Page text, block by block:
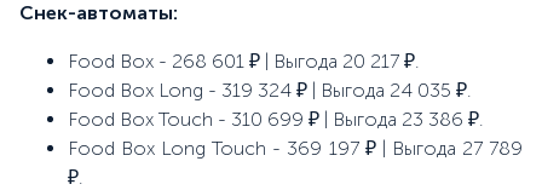
Снек-автоматы:
Food Box - 268 601 ₽ | Выгода 20 217 ₽.
Food Box Long - 319 324 ₽ | Выгода 24 035 ₽.
Food Box Touch - 310 699 ₽ | Выгода 23 386 ₽.
Food Box Long Touch - 369 197 ₽ | Выгода 27 789
₽.